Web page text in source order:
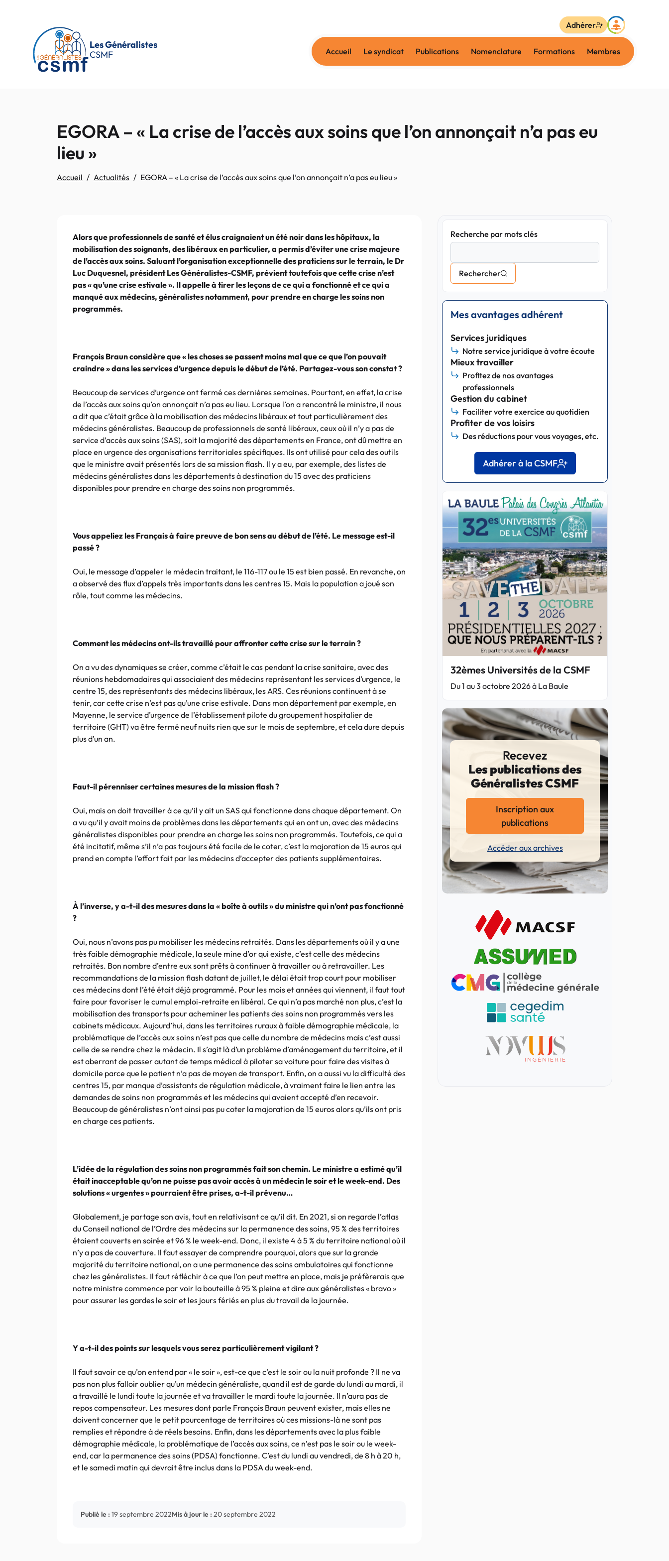
Les Généralistes
CSMF
Accueil Le syndicat Publications Nomenclature Formations Membres
Adhérer
EGORA – « La crise de l’accès aux soins que l’on annonçait n’a pas eu
lieu »
Accueil Actualités EGORA – « La crise de l’accès aux soins que l’on annonçait n’a pas eu lieu »
Alors que professionnels de santé et élus craignaient un été noir dans les hôpitaux, la
mobilisation des soignants, des libéraux en particulier, a permis d’éviter une crise majeure
de l’accès aux soins. Saluant l’organisation exceptionnelle des praticiens sur le terrain, le Dr
Luc Duquesnel, président Les Généralistes-CSMF, prévient toutefois que cette crise n’est
pas « qu’une crise estivale ». Il appelle à tirer les leçons de ce qui a fonctionné et ce qui a
manqué aux médecins, généralistes notamment, pour prendre en charge les soins non
programmés.
François Braun considère que « les choses se passent moins mal que ce que l’on pouvait
craindre » dans les services d’urgence depuis le début de l’été. Partagez-vous son constat ?
Beaucoup de services d’urgence ont fermé ces dernières semaines. Pourtant, en effet, la crise
de l’accès aux soins qu’on annonçait n’a pas eu lieu. Lorsque l’on a rencontré le ministre, il nous
a dit que c’était grâce à la mobilisation des médecins libéraux et tout particulièrement des
médecins généralistes. Beaucoup de professionnels de santé libéraux, ceux où il n’y a pas de
service d’accès aux soins (SAS), soit la majorité des départements en France, ont dû mettre en
place en urgence des organisations territoriales spécifiques. Ils ont utilisé pour cela des outils
que le ministre avait présentés lors de sa mission flash. Il y a eu, par exemple, des listes de
médecins généralistes dans les départements à destination du 15 avec des praticiens
disponibles pour prendre en charge des soins non programmés.
Vous appeliez les Français à faire preuve de bon sens au début de l’été. Le message est-il
passé ?
Oui, le message d’appeler le médecin traitant, le 116-117 ou le 15 est bien passé. En revanche, on
a observé des flux d’appels très importants dans les centres 15. Mais la population a joué son
rôle, tout comme les médecins.
Comment les médecins ont-ils travaillé pour affronter cette crise sur le terrain ?
On a vu des dynamiques se créer, comme c’était le cas pendant la crise sanitaire, avec des
réunions hebdomadaires qui associaient des médecins représentant les services d’urgence, le
centre 15, des représentants des médecins libéraux, les ARS. Ces réunions continuent à se
tenir, car cette crise n’est pas qu’une crise estivale. Dans mon département par exemple, en
Mayenne, le service d’urgence de l’établissement pilote du groupement hospitalier de
territoire (GHT) va être fermé neuf nuits rien que sur le mois de septembre, et cela dure depuis
plus d’un an.
Faut-il pérenniser certaines mesures de la mission flash ?
Oui, mais on doit travailler à ce qu’il y ait un SAS qui fonctionne dans chaque département. On
a vu qu’il y avait moins de problèmes dans les départements qui en ont un, avec des médecins
généralistes disponibles pour prendre en charge les soins non programmés. Toutefois, ce qui a
été incitatif, même s’il n’a pas toujours été facile de le coter, c’est la majoration de 15 euros qui
prend en compte l’effort fait par les médecins d’accepter des patients supplémentaires.
À l’inverse, y a-t-il des mesures dans la « boîte à outils » du ministre qui n’ont pas fonctionné
?
Oui, nous n’avons pas pu mobiliser les médecins retraités. Dans les départements où il y a une
très faible démographie médicale, la seule mine d’or qui existe, c’est celle des médecins
retraités. Bon nombre d’entre eux sont prêts à continuer à travailler ou à retravailler. Les
recommandations de la mission flash datant de juillet, le délai était trop court pour mobiliser
ces médecins dont l’été était déjà programmé. Pour les mois et années qui viennent, il faut tout
faire pour favoriser le cumul emploi-retraite en libéral. Ce qui n’a pas marché non plus, c’est la
mobilisation des transports pour acheminer les patients des soins non programmés vers les
cabinets médicaux. Aujourd’hui, dans les territoires ruraux à faible démographie médicale, la
problématique de l’accès aux soins n’est pas que celle du nombre de médecins mais c’est aussi
celle de se rendre chez le médecin. Il s’agit là d’un problème d’aménagement du territoire, et il
est aberrant de passer autant de temps médical à piloter sa voiture pour faire des visites à
domicile parce que le patient n’a pas de moyen de transport. Enfin, on a aussi vu la difficulté des
centres 15, par manque d’assistants de régulation médicale, à vraiment faire le lien entre les
demandes de soins non programmés et les médecins qui avaient accepté d’en recevoir.
Beaucoup de généralistes n’ont ainsi pas pu coter la majoration de 15 euros alors qu’ils ont pris
en charge ces patients.
L’idée de la régulation des soins non programmés fait son chemin. Le ministre a estimé qu’il
était inacceptable qu’on ne puisse pas avoir accès à un médecin le soir et le week-end. Des
solutions « urgentes » pourraient être prises, a-t-il prévenu…
Globalement, je partage son avis, tout en relativisant ce qu’il dit. En 2021, si on regarde l’atlas
du Conseil national de l’Ordre des médecins sur la permanence des soins, 95 % des territoires
étaient couverts en soirée et 96 % le week-end. Donc, il existe 4 à 5 % du territoire national où il
n’y a pas de couverture. Il faut essayer de comprendre pourquoi, alors que sur la grande
majorité du territoire national, on a une permanence des soins ambulatoires qui fonctionne
chez les généralistes. Il faut réfléchir à ce que l’on peut mettre en place, mais je préfèrerais que
notre ministre commence par voir la bouteille à 95 % pleine et dire aux généralistes « bravo »
pour assurer les gardes le soir et les jours fériés en plus du travail de la journée.
Y a-t-il des points sur lesquels vous serez particulièrement vigilant ?
Il faut savoir ce qu’on entend par « le soir », est-ce que c’est le soir ou la nuit profonde ? Il ne va
pas non plus falloir oublier qu’un médecin généraliste, quand il est de garde du lundi au mardi, il
a travaillé le lundi toute la journée et va travailler le mardi toute la journée. Il n’aura pas de
repos compensateur. Les mesures dont parle François Braun peuvent exister, mais elles ne
doivent concerner que le petit pourcentage de territoires où ces missions-là ne sont pas
remplies et répondre à de réels besoins. Enfin, dans les départements avec la plus faible
démographie médicale, la problématique de l’accès aux soins, ce n’est pas le soir ou le week-
end, car la permanence des soins (PDSA) fonctionne. C’est du lundi au vendredi, de 8 h à 20 h,
et le samedi matin qui devrait être inclus dans la PDSA du week-end.
Publié le : 19 septembre 2022Mis à jour le : 20 septembre 2022
Recherche par mots clés
Rechercher
Mes avantages adhérent
Services juridiques
Notre service juridique à votre écoute
Mieux travailler
Profitez de nos avantages
professionnels
Gestion du cabinet
Faciliter votre exercice au quotidien
Profiter de vos loisirs
Des réductions pour vous voyages, etc.
Adhérer à la CSMF
32èmes Universités de la CSMF
Du 1 au 3 octobre 2026 à La Baule
Recevez
Les publications des
Généralistes CSMF
Inscription aux
publications
Accéder aux archives